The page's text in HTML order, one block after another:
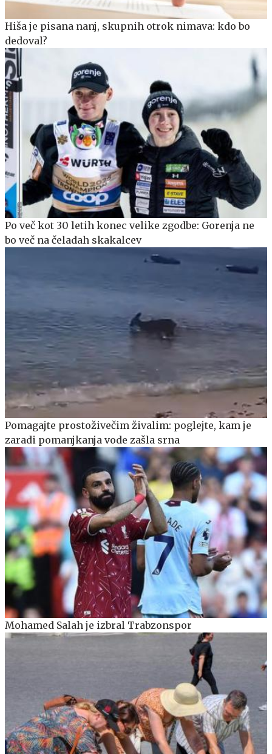
Hiša je pisana nanj, skupnih otrok nimava: kdo bo
dedoval?
Po več kot 30 letih konec velike zgodbe: Gorenja ne
bo več na čeladah skakalcev
Pomagajte prostoživečim živalim: poglejte, kam je
zaradi pomanjkanja vode zašla srna
Mohamed Salah je izbral Trabzonspor